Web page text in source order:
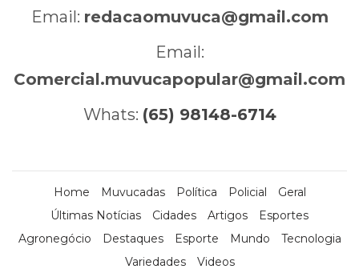
Email: redacaomuvuca@gmail.com
Email:
Comercial.muvucapopular@gmail.com
Whats: (65) 98148-6714
Home Muvucadas Política Policial
Geral
Últimas Notícias
Cidades Artigos
Esportes
Agronegócio
Destaques Esporte Mundo
Tecnologia
Variedades
Videos